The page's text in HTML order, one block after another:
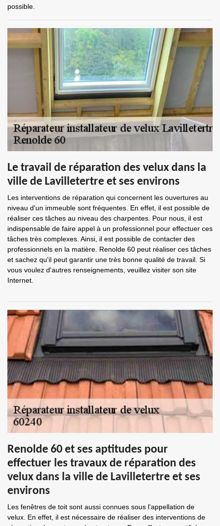
possible.
Le travail de réparation des velux dans la
ville de Lavilletertre et ses environs
Les interventions de réparation qui concernent les ouvertures au
niveau d'un immeuble sont fréquentes. En effet, il est possible de
réaliser ces tâches au niveau des charpentes. Pour nous, il est
indispensable de faire appel à un professionnel pour effectuer ces
tâches très complexes. Ainsi, il est possible de contacter des
professionnels en la matière. Renolde 60 peut réaliser ces tâches
et sachez qu'il peut garantir une très bonne qualité de travail. Si
vous voulez d'autres renseignements, veuillez visiter son site
Internet.
Renolde 60 et ses aptitudes pour
effectuer les travaux de réparation des
velux dans la ville de Lavilletertre et ses
environs
Les fenêtres de toit sont aussi connues sous l'appellation de
velux. En effet, il est nécessaire de réaliser des interventions de